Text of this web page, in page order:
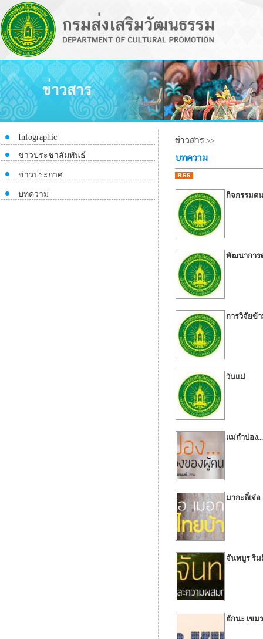
Infographic
ข่าวประชาสัมพันธ์
ข่าวประกาศ
บทความ
ข่าวสาร >>
บทความ
กิจกรรมด
พัฒนาการ
การวิจัยข้
วันแม่
แม่กำปอง
มากะดี๋เจ๋
จันทบูร ริ
ฮักนะ เขม